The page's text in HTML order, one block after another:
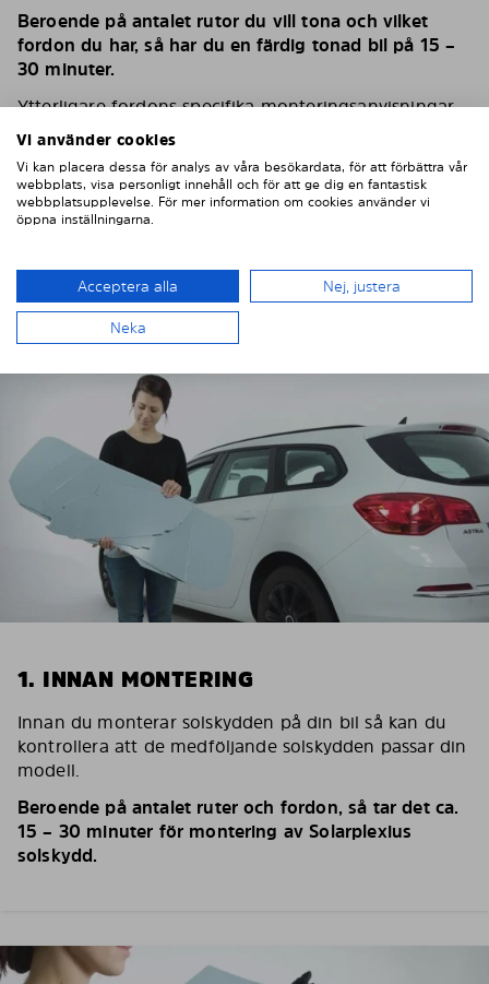
Beroende på antalet rutor du vill tona och vilket
fordon du har, så har du en färdig tonad bil på 15 –
30 minuter.
Ytterligare fordons specifika monteringsanvisningar
finns på vår
YouTube-kanal
Om du har problem eller frågor under monteringen,
tveka inte att kontakta oss. Skicka oss gärna några
bilder – det hjälper oss mycket.
MONTERING AV SOLARPLEXIUS
SOLSKYDD – STEG FÖR STEG
1. INNAN MONTERING
Innan du monterar solskydden på din bil så kan du
kontrollera att de medföljande solskydden passar din
modell.
Beroende på antalet ruter och fordon, så tar det ca.
15 – 30 minuter för montering av Solarplexius
solskydd.
Vi använder cookies
Vi kan placera dessa för analys av våra besökardata, för att förbättra vår
webbplats, visa personligt innehåll och för att ge dig en fantastisk
webbplatsupplevelse. För mer information om cookies använder vi
öppna inställningarna.
Acceptera alla Nej, justera
Neka